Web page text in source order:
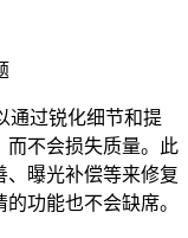
通过锐化细节和提
而不会损失质量。此
、曝光补偿等来修复
功能也不会缺席。